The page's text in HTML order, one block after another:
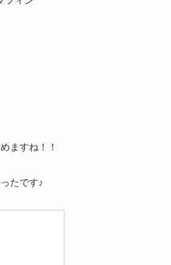
ますね！！
たです♪